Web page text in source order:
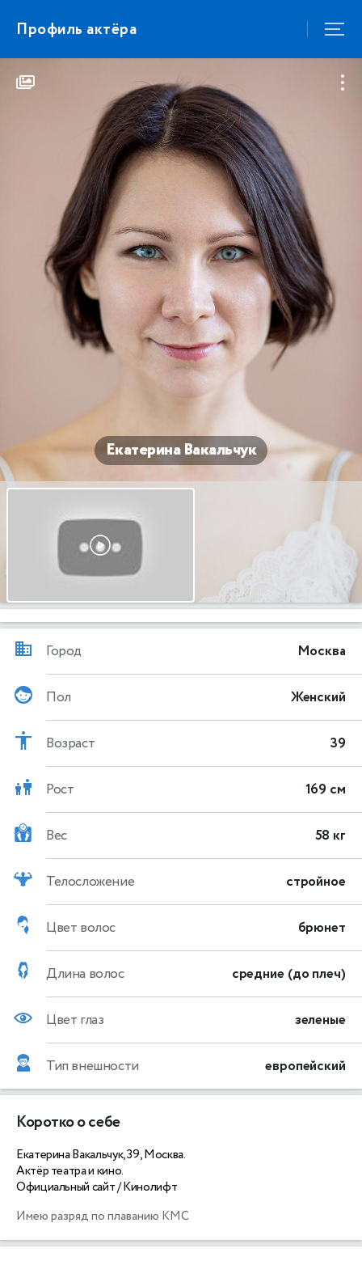
Профиль актёра
Екатерина Вакальчук
Город Москва
Пол Женский
Возраст 39
Рост 169 см
Вес 58 кг
Телосложение стройное
Цвет волос брюнет
Длина волос средние (до плеч)
Цвет глаз зеленые
Тип внешности европейский
Коротко о себе
Екатерина Вакальчук, 39, Москва.
Актёр театра и кино.
Официальный сайт / Кинолифт
Имею разряд по плаванию КМС